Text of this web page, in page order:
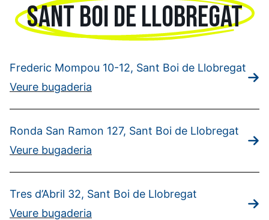
SANT BOI DE LLOBREGAT
Frederic Mompou 10-12, Sant Boi de Llobregat
Veure bugaderia
Ronda San Ramon 127, Sant Boi de Llobregat
Veure bugaderia
Tres d’Abril 32, Sant Boi de Llobregat
Veure bugaderia